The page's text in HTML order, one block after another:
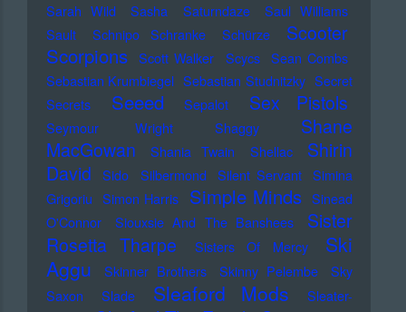
Sarah Wild
Sasha Saturndaze
Saul Williams
Sault
Schnipo Schranke Schürze Scooter
Scorpions Scott Walker Scycs Sean Combs
Sebastian Krumbiegel Sebastian Studnitzky Secret
Secrets
Seeed Sepalot Sex Pistols
Seymour Wright Shaggy
Shane
MacGowan
Shania Twain Shellac
Shirin
David
Sido Silbermond Silent Servant Simina
Grigoriu Simon Harris Simple Minds Sinead
O'Connor
Siouxsie And The Banshees
Sister
Rosetta Tharpe
Sisters Of Mercy
Ski
Aggu
Skinner Brothers Skinny Pelembe
Sky
Saxon
Slade Sleaford Mods
Sleater-